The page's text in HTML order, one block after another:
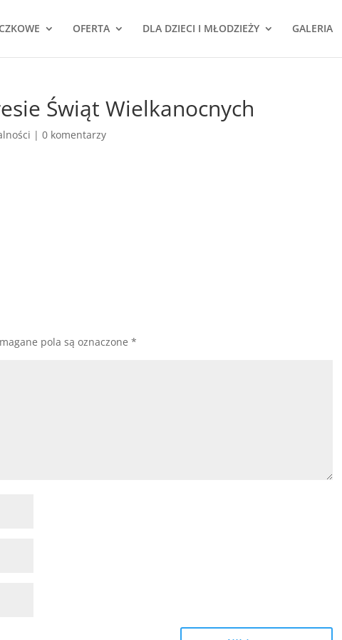
OFERTA DLA DZIECI I MŁODZIEŻY GALERIA
Świąt Wielkanocnych
|0 komentarzy
pola są oznaczone*